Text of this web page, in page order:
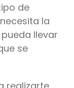
de
la
llevar
se